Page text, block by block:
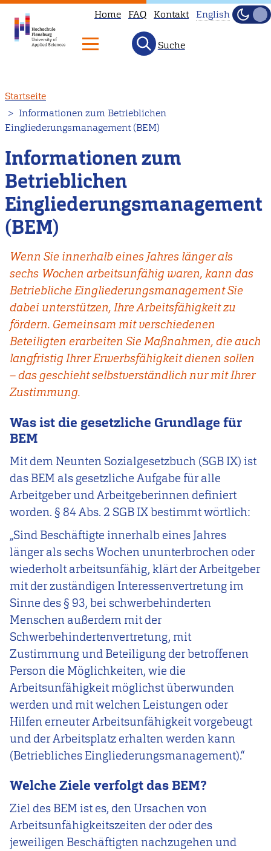
zum
Inhalt
Home FAQ Kontakt
our
page
instead.
English
Hell
Suche
Startseite
Informationen zum Betrieblichen
Eingliederungsmanagement (BEM)
Informationen zum
Betrieblichen
Eingliederungsmanagement
(BEM)
Wenn Sie innerhalb eines Jahres länger als
sechs Wochen arbeitsunfähig waren, kann das
Betriebliche Eingliederungsmanagement Sie
dabei unterstützen, Ihre Arbeitsfähigkeit zu
fördern. Gemeinsam mit verschiedenen
Beteiligten erarbeiten Sie Maßnahmen, die auch
langfristig Ihrer Erwerbsfähigkeit dienen sollen
– das geschieht selbstverständlich nur mit Ihrer
Zustimmung.
Was ist die gesetzliche Grundlage für
BEM
Mit dem Neunten Sozialgesetzbuch (SGB IX) ist
das BEM als gesetzliche Aufgabe für alle
Arbeitgeber und Arbeitgeberinnen definiert
worden. § 84 Abs. 2 SGB IX bestimmt wörtlich:
„Sind Beschäftigte innerhalb eines Jahres
länger als sechs Wochen ununterbrochen oder
wiederholt arbeitsunfähig, klärt der Arbeitgeber
mit der zuständigen Interessenvertretung im
Sinne des § 93, bei schwerbehinderten
Menschen außerdem mit der
Schwerbehindertenvertretung, mit
Zustimmung und Beteiligung der betroffenen
Person die Möglichkeiten, wie die
Arbeitsunfähigkeit möglichst überwunden
werden und mit welchen Leistungen oder
Hilfen erneuter Arbeitsunfähigkeit vorgebeugt
und der Arbeitsplatz erhalten werden kann
(Betriebliches Eingliederungsmanagement).“
Welche Ziele verfolgt das BEM?
Ziel des BEM ist es, den Ursachen von
Arbeitsunfähigkeitszeiten der oder des
jeweiligen Beschäftigten nachzugehen und